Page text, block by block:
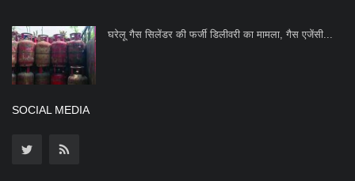
घरेलू गैस सिलेंडर की फर्जी डिलीवरी का मामला, गैस एजेंसी...
SOCIAL MEDIA